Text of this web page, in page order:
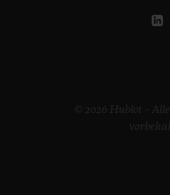
© 2026 Hublot –